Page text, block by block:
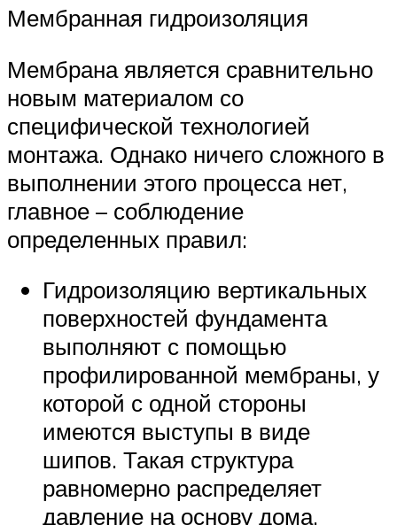
Мембранная гидроизоляция
Мембрана является сравнительно
новым материалом со
специфической технологией
монтажа. Однако ничего сложного в
выполнении этого процесса нет,
главное – соблюдение
определенных правил:
Гидроизоляцию вертикальных
поверхностей фундамента
выполняют с помощью
профилированной мембраны, у
которой с одной стороны
имеются выступы в виде
шипов. Такая структура
равномерно распределяет
давление на основу дома.